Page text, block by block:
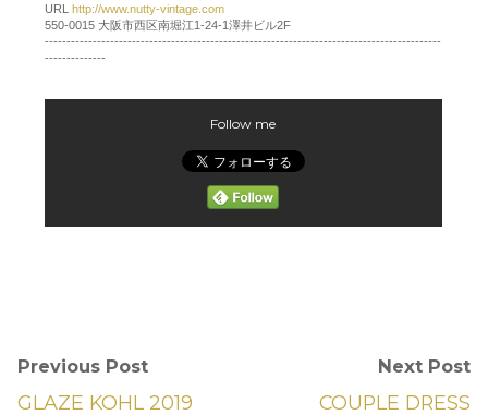
URLhttp://www.nutty-vintage.com
550-0015 大阪市西区南堀江1-24-1澤井ビル2F
-------------------------------------------------------------------------------------------
--------------
Follow me
Previous Post
GLAZE KOHL 2019
Next Post
COUPLE DRESS